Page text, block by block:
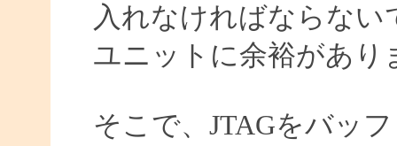
入れなければならない
ユニットに余裕があり
そこで、JTAGをバッ